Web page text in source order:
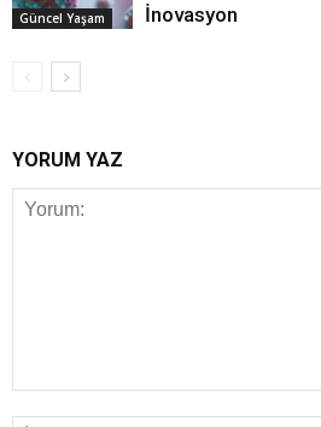
Güncel Yaşam
İnovasyon
YORUM YAZ